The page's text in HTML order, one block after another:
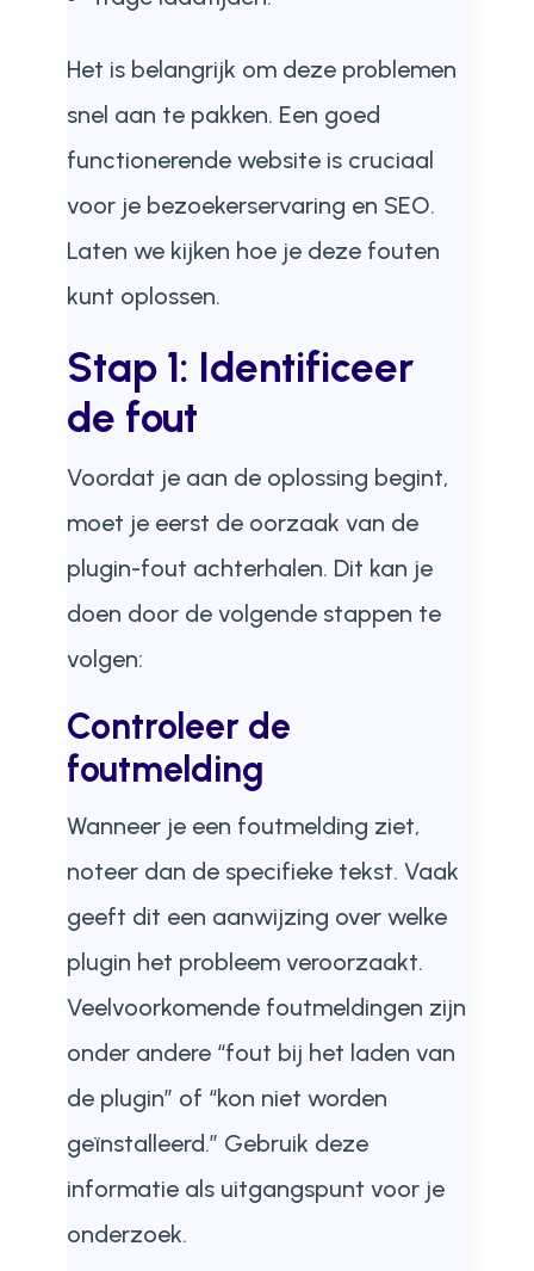
Het is belangrijk om deze problemen
snel aan te pakken. Een goed
functionerende website is cruciaal
voor je bezoekerservaring en SEO.
Laten we kijken hoe je deze fouten
kunt oplossen.
Stap 1: Identificeer
de fout
Voordat je aan de oplossing begint,
moet je eerst de oorzaak van de
plugin-fout achterhalen. Dit kan je
doen door de volgende stappen te
volgen:
Controleer de
foutmelding
Wanneer je een foutmelding ziet,
noteer dan de specifieke tekst. Vaak
geeft dit een aanwijzing over welke
plugin het probleem veroorzaakt.
Veelvoorkomende foutmeldingen zijn
onder andere “fout bij het laden van
de plugin” of “kon niet worden
geïnstalleerd.” Gebruik deze
informatie als uitgangspunt voor je
onderzoek.